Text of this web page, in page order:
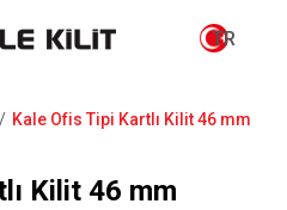
TR
Kale Ofis Tipi Kartlı Kilit 46 mm
Kilit 46 mm